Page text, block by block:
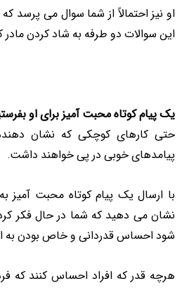
او نیز احتمالاً از شما سوال می پرسد که
این سوالات دو طرفه به شاد کردن
یک پیام کوتاه محبت آمیز برای او
حتی کارهای کوچکی که نشان دهنده
پیامدهای خوبی در پی خواهند داشت.
با ارسال یک پیام کوتاه محبت آمیز
نشان می دهید که شما در حال فکر
شود احساس قدردانی و خاص بودن به
هرچه قدر که افراد احساس کنند که